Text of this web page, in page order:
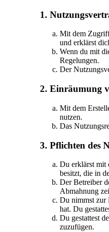
1.
Mit dem
und erklärst
Wenn du mit
Regelungen.
Der
2. Einräumung
Mit dem
nutzen.
Das
3. Pflichten des
Du erklärst mit
besitzt, die in
Der Betreiber
Abmahnung
Du nimmst zur
hat. Du
Du gestattest
zuzufügen.